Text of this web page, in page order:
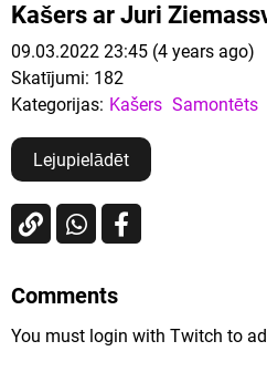
Kašers ar Juri
09.03.2022 23:45 (4 years ago)
Skatījumi: 182
Kategorijas: Kašers Samontēts
Lejupielādēt
Comments
You must login with Twitch to